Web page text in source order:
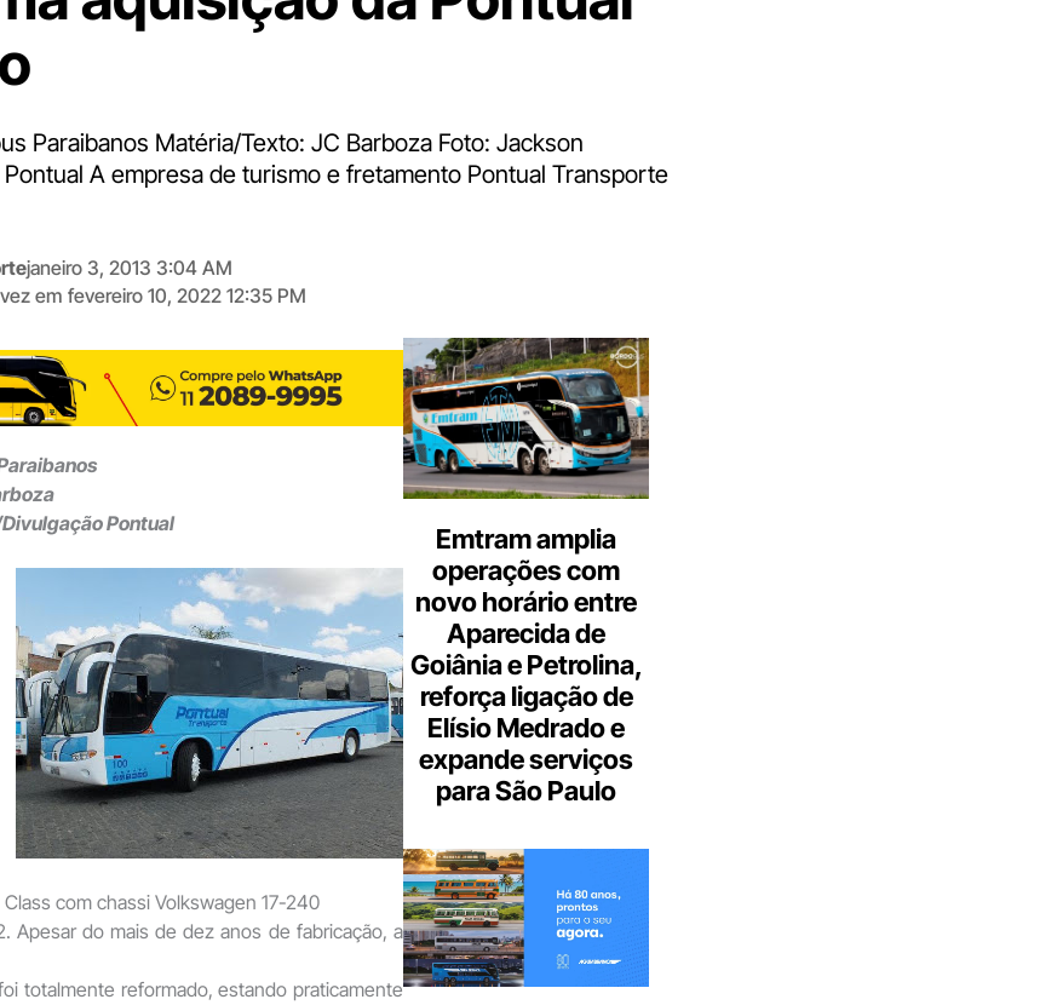
Paraibanos Matéria/Texto: JC Barboza Foto: Jackson
A empresa de turismo e fretamento Pontual Transporte
janeiro 3, 2013 3:04 AM
em fevereiro 10, 2022 12:35 PM
Pontual
com chassi Volkswagen 17-240
Apesar do mais de dez anos de fabricação, a
totalmente reformado, estando praticamente
Emtram amplia
operações com
novo horário entre
Aparecida de
Goiânia e Petrolina,
reforça ligação de
Elísio Medrado e
expande serviços
para São Paulo
Digite
aqui
o
seu
e-
mail